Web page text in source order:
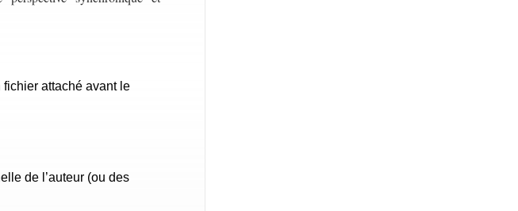
attaché avant le
de l’auteur (ou des